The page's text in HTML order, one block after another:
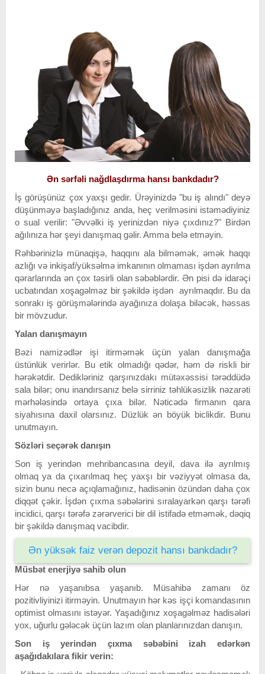
Ən sərfəli nağdlaşdırma hansı bankdadır?
İş görüşünüz çox yaxşı gedir. Ürəyinizdə "bu iş alındı" deyə
düşünməyə başladığınız anda, heç verilməsini istəmədiyiniz
o sual verilir: "Əvvəlki iş yerinizdən niyə çıxdınız?" Birdən
ağılınıza hər şeyi danışmaq gəlir. Amma belə etməyin.
Rəhbərinizlə münaqişə, haqqını ala bilməmək, əmək haqqı
azlığı və inkişaf/yüksəlmə imkanının olmaması işdən ayrılma
qərarlarında ən çox təsirli olan səbəblərdir. Ən pisi də idarəçi
ucbatından xoşagəlməz bir şəkildə işdən ayrılmaqdır. Bu da
sonrakı iş görüşmələrində ayağınıza dolaşa biləcək, həssas
bir mövzudur.
Yalan danışmayın
Bəzi namizədlər işi itirməmək üçün yalan danışmağa
üstünlük verirlər. Bu etik olmadığı qədər, həm də riskli bir
hərəkətdir. Dedikləriniz qarşınızdakı mütəxəssisi tərəddüdə
sala bilər; onu inandırsanız belə sirriniz təhlükəsizlik nəzarəti
mərhələsində ortaya çıxa bilər. Nəticədə firmanın qara
siyahısına daxil olarsınız. Düzlük ən böyük biclikdir. Bunu
unutmayın.
Sözləri seçərək danışın
Son iş yerindən mehribancasına deyil, dava ilə ayrılmış
olmaq ya da çıxarılmaq heç yaxşı bir vəziyyət olmasa da,
sizin bunu necə açıqlamağınız, hadisənin özündən daha çox
diqqət çəkir. İşdən çıxma səbələrini sıralayarkən qarşı tərəfi
incidici, qarşı tərəfə zərərverici bir dil istifadə etməmək, dəqiq
bir şəkildə danışmaq vacibdir.
Ən yüksək faiz verən depozit hansı bankdadır?
Müsbət enerjiyə sahib olun
Hər nə yaşanıbsa yaşanıb. Müsahibə zamanı öz
pozitivliyinizi itirməyin. Unutmayın hər kəs işçi komandasının
optimist olmasını istəyər. Yaşadığınız xoşagəlməz hadisələri
yox, uğurlu gələcək üçün lazım olan planlarınızdan danışın.
Son iş yerindən çıxma səbəbini izah edərkən
aşağıdakılara fikir verin: